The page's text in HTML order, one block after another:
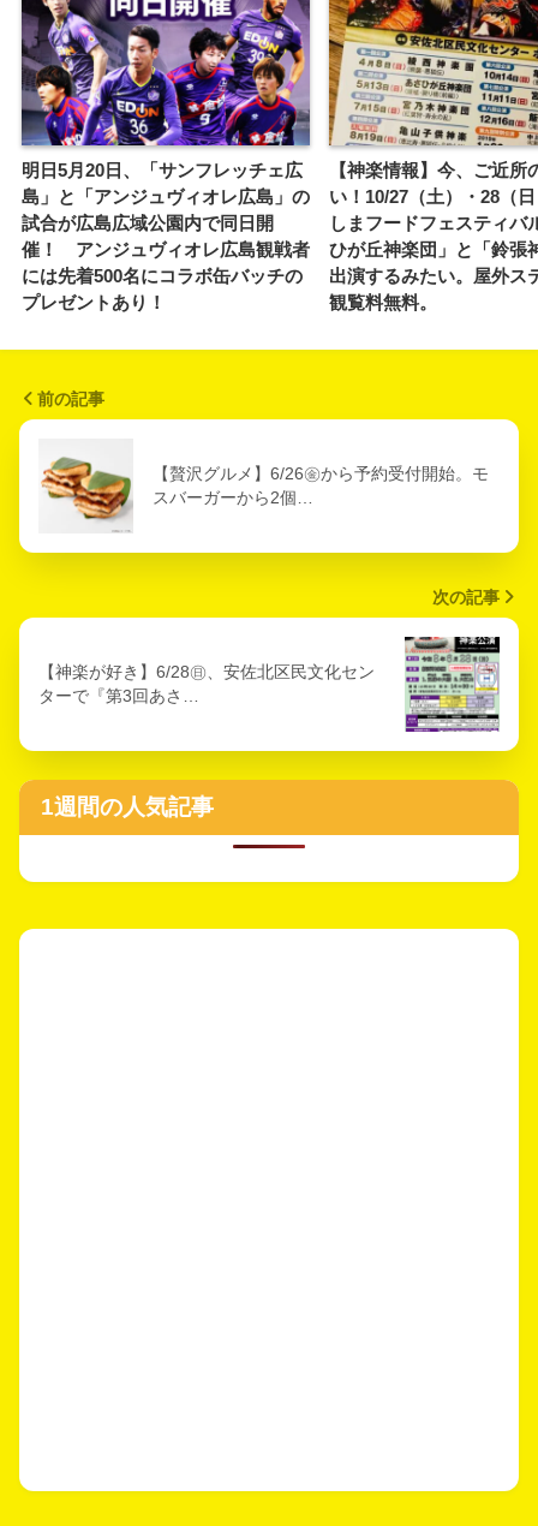
明日5月20日、「サンフレッチェ広
島」と「アンジュヴィオレ広島」の
試合が広島広域公園内で同日開
催！ アンジュヴィオレ広島観戦者
には先着500名にコラボ缶バッチの
プレゼントあり！
【神楽情報】今、ご近所
い！10/27（土）・28（
しまフードフェスティバ
ひが丘神楽団」と「鈴張
出演するみたい。屋外ス
観覧料無料。
前の記事
【贅沢グルメ】6/26㊎から予約受付開始。モ
スバーガーから2個…
次の記事
【神楽が好き】6/28㊐、安佐北区民文化セン
ターで『第3回あさ…
1週間の人気記事